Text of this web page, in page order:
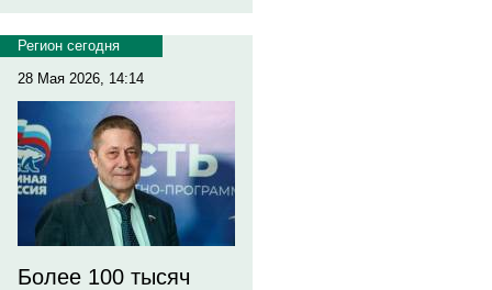
Регион сегодня
28 Мая 2026, 14:14
Более 100 тысяч